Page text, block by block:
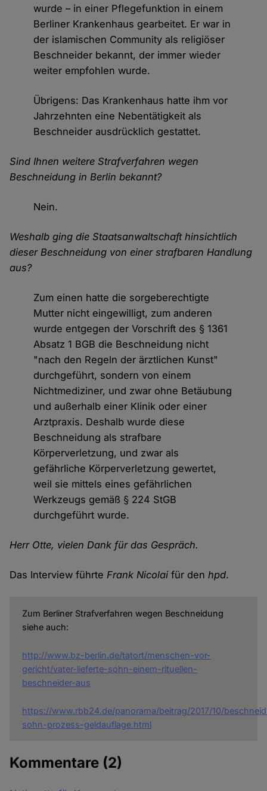
wurde – in einer Pflegefunktion in einem
Berliner Krankenhaus gearbeitet. Er war in
der islamischen Community als religiöser
Beschneider bekannt, der immer wieder
weiter empfohlen wurde.
Übrigens: Das Krankenhaus hatte ihm vor
Jahrzehnten eine Nebentätigkeit als
Beschneider ausdrücklich gestattet.
Sind Ihnen weitere Strafverfahren wegen
Beschneidung in Berlin bekannt?
Nein.
Weshalb ging die Staatsanwaltschaft hinsichtlich
dieser Beschneidung von einer strafbaren Handlung
aus?
Zum einen hatte die sorgeberechtigte
Mutter nicht eingewilligt, zum anderen
wurde entgegen der Vorschrift des § 1361
Absatz 1 BGB die Beschneidung nicht
"nach den Regeln der ärztlichen Kunst"
durchgeführt, sondern von einem
Nichtmediziner, und zwar ohne Betäubung
und außerhalb einer Klinik oder einer
Arztpraxis. Deshalb wurde diese
Beschneidung als strafbare
Körperverletzung, und zwar als
gefährliche Körperverletzung gewertet,
weil sie mittels eines gefährlichen
Werkzeugs gemäß § 224 StGB
durchgeführt wurde.
Herr Otte, vielen Dank für das Gespräch.
Das Interview führteFrank Nicolai für denhpd.
Zum Berliner Strafverfahren wegen Beschneidung
siehe auch:
http://www.bz-berlin.de/tatort/menschen-vor-
gericht/vater-lieferte-sohn-einem-rituellen-
beschneider-aus
https://www.rbb24.de/panorama/beitrag/2017/10/
sohn-prozess-geldauflage.html
Kommentare (2)